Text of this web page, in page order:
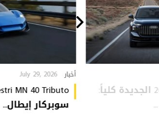
Audi Q9 موديل 2027 الجديدة كلياً:
أخبار July 29, 2026
سوبركار إيطال...